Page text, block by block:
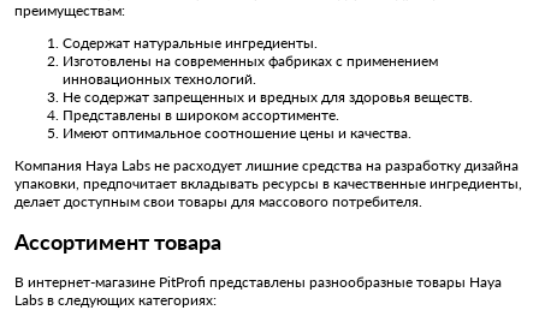
преимуществам:
Содержат натуральные ингредиенты.
Изготовлены на современных фабриках с применением
инновационных технологий.
Не содержат запрещенных и вредных для здоровья веществ.
Представлены в широком ассортименте.
Имеют оптимальное соотношение цены и качества.
Компания Haya Labs не расходует лишние средства на разработку дизайна
упаковки, предпочитает вкладывать ресурсы в качественные ингредиенты,
делает доступным свои товары для массового потребителя.
Ассортимент товара
В интернет-магазине PitProfi представлены разнообразные товары Haya
Labs в следующих категориях: